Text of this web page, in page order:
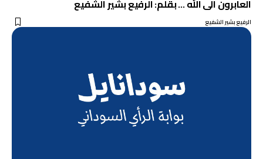
العابرون الى الله … بقلم: الرفيع بشير الشفيع
الرفيع بشير الشفيع